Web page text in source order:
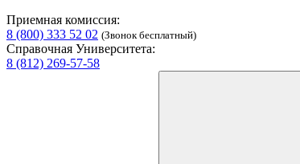
Приемная комиссия:
8 (800) 333 52 02 (Звонок бесплатный)
Справочная Университета:
8 (812) 269-57-58